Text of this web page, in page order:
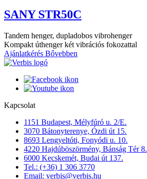
SANY STR50C
Tandem henger, dupladobos vibrohenger
Kompakt úthenger két vibrációs fokozattal
Ajánlatkérés Bővebben
Kapcsolat
1151 Budapest, Mélyfúró u. 2/E.
3070 Bátonyterenye, Ózdi út 15.
8693 Lengyeltóti, Fonyódi u. 10.
4220 Hajdúböszörmény, Bánság Tér 8.
6000 Kecskemét, Budai út 137.
Tel.: (+36) 1 306 3770
Email: verbis@verbis.hu